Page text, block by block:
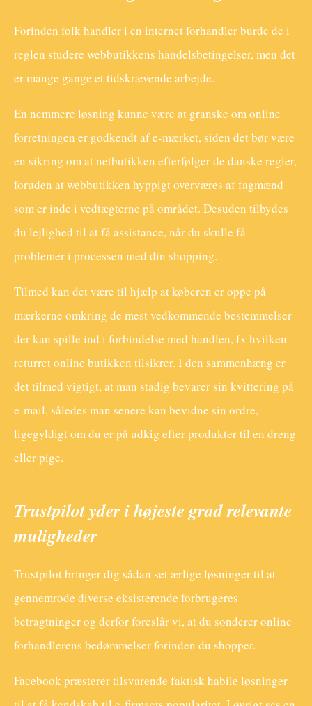
Forinden folk handler i en internet forhandler burde de i
reglen studere webbutikkens handelsbetingelser, men det
er mange gange et tidskrævende arbejde.
En nemmere løsning kunne være at granske om online
forretningen er godkendt af e-mærket, siden det bør være
en sikring om at netbutikken efterfølger de danske regler,
foruden at webbutikken hyppigt overværes af fagmænd
som er inde i vedtægterne på området. Desuden tilbydes
du lejlighed til at få assistance, når du skulle få
problemer i processen med din shopping.
Tilmed kan det være til hjælp at køberen er oppe på
mærkerne omkring de mest vedkommende bestemmelser
der kan spille ind i forbindelse med handlen, fx hvilken
returret online butikken tilsikrer. I den sammenhæng er
det tilmed vigtigt, at man stadig bevarer sin kvittering på
e-mail, således man senere kan bevidne sin ordre,
ligegyldigt om du er på udkig efter produkter til en dreng
eller pige.
Trustpilot yder i højeste grad relevante
muligheder
Trustpilot bringer dig sådan set ærlige løsninger til at
gennemrode diverse eksisterende forbrugeres
betragtninger og derfor foreslår vi, at du sonderer online
forhandlerens bedømmelser forinden du shopper.
Facebook præsterer tilsvarende faktisk habile løsninger